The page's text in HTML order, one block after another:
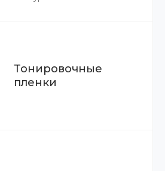
Тонировочные
пленки